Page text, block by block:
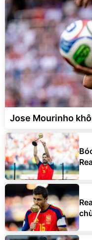
Jose Mourinho